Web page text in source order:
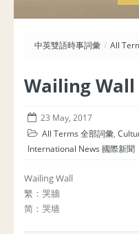
中英雙語時事詞彙 / All
Wailing Wall
23 May, 2017
All Terms 全部詞彙,
International News 國際新聞
Wailing Wall
繁：哭牆
简：哭墙